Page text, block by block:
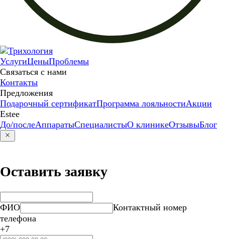
УслугиЦеныПроблемы
Связаться с нами
Контакты
Предложения
Подарочный сертификатПрограмма лояльностиАкции
Estee
До/послеАппаратыСпециалистыО клиникеОтзывыБлог
Оставить заявку
ФИО
Контактный номер
телефона
+7